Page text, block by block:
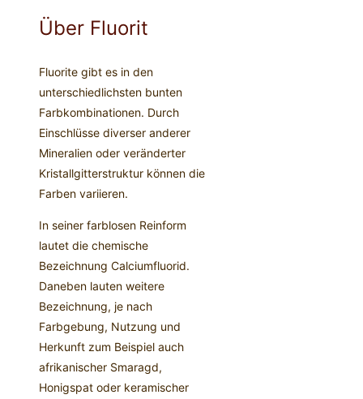
Über Fluorit
Fluorite gibt es in den
unterschiedlichsten bunten
Farbkombinationen. Durch
Einschlüsse diverser anderer
Mineralien oder veränderter
Kristallgitterstruktur können die
Farben variieren.
In seiner farblosen Reinform
lautet die chemische
Bezeichnung Calciumfluorid.
Daneben lauten weitere
Bezeichnung, je nach
Farbgebung, Nutzung und
Herkunft zum Beispiel auch
afrikanischer Smaragd,
Honigspat oder keramischer